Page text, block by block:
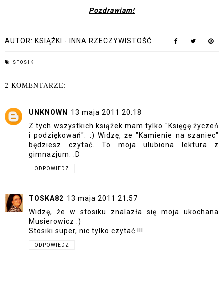
Pozdrawiam!
AUTOR: KSIĄŻKI - INNA RZECZYWISTOŚĆ
STOSIK
2 KOMENTARZE:
UNKNOWN
13 maja 2011 20:18
Z tych wszystkich książek mam tylko "Księgę życzeń
i podziękowań". :) Widzę, że "Kamienie na szaniec"
będziesz czytać. To moja ulubiona lektura z
gimnazjum. :D
ODPOWIEDZ
TOSKA82 13 maja 2011 21:57
Widzę, że w stosiku znalazła się moja ukochana
Musierowicz :)
Stosiki super, nic tylko czytać !!!
ODPOWIEDZ